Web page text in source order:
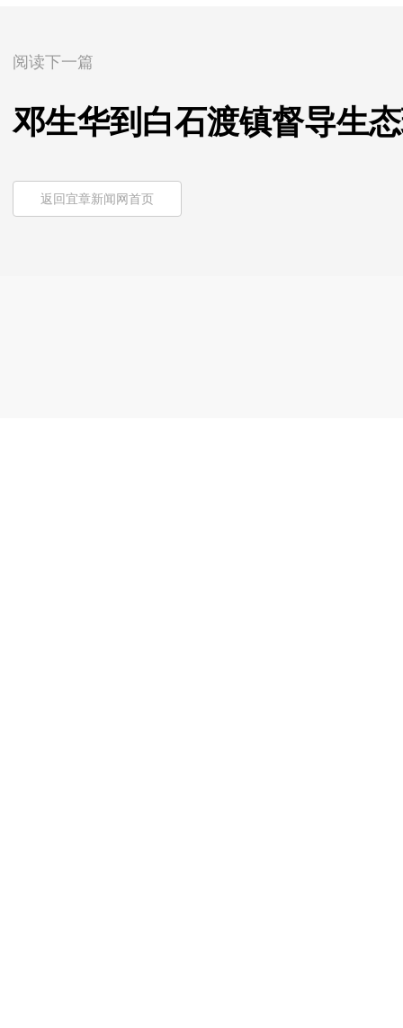
阅读下一篇
邓生华到白石渡镇督导生
返回宜章新闻网首页